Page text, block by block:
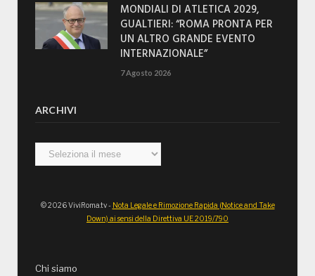
MONDIALI DI ATLETICA 2029,
GUALTIERI: “ROMA PRONTA PER
UN ALTRO GRANDE EVENTO
INTERNAZIONALE”
7 Agosto 2026
ARCHIVI
Archivi
© 2026 ViviRoma.tv - Nota Legale e Rimozione Rapida (Notice and Take
Down) ai sensi della Direttiva UE 2019/790
Chi siamo